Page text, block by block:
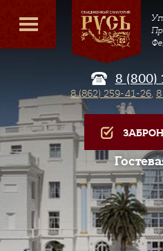
8 (800)
8 (862) 259-41-26,